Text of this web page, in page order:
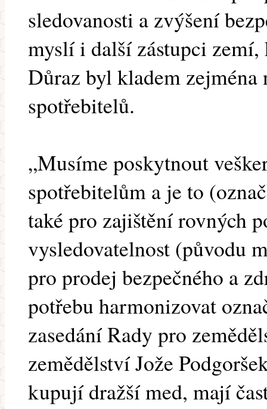
sledovanosti a zvýšení
myslí i další zástupci
Důraz byl kladem
spotřebitelů.
„Musíme poskytnout
spotřebitelům a je to
také pro zajištění rovných
vysledovatelnost (původu
pro prodej bezpečného a
potřebu harmonizovat
zasedání Rady pro
zemědělství Jože
kupují dražší med, mají